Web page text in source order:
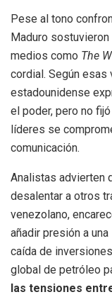
Pese al tono
Maduro
medios como The
cordial. Según
estadounidense
el poder, pero no
líderes se
comunicación.
Analistas advierten
desalentar a otros
venezolano,
añadir presión a
caída de
global de petróleo
las tensiones